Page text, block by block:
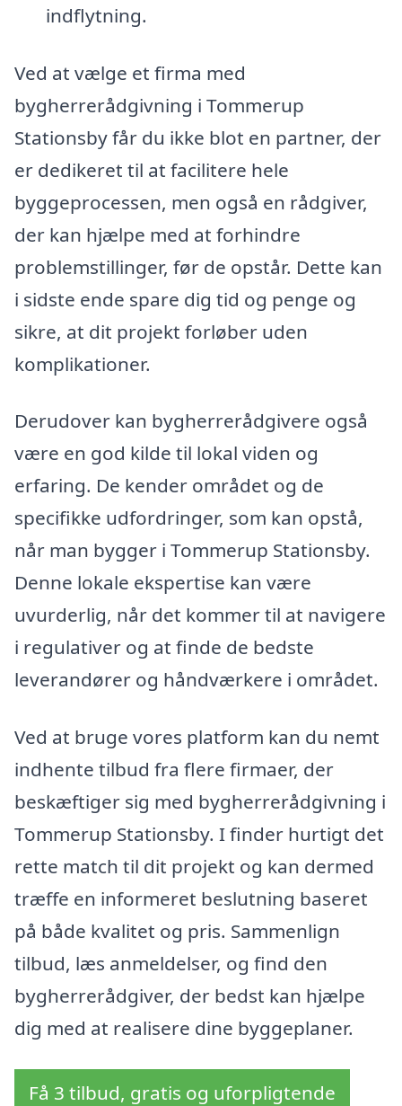
indflytning.
Ved at vælge et firma med
bygherrerådgivning i Tommerup
Stationsby får du ikke blot en partner, der
er dedikeret til at facilitere hele
byggeprocessen, men også en rådgiver,
der kan hjælpe med at forhindre
problemstillinger, før de opstår. Dette kan
i sidste ende spare dig tid og penge og
sikre, at dit projekt forløber uden
komplikationer.
Derudover kan bygherrerådgivere også
være en god kilde til lokal viden og
erfaring. De kender området og de
specifikke udfordringer, som kan opstå,
når man bygger i Tommerup Stationsby.
Denne lokale ekspertise kan være
uvurderlig, når det kommer til at navigere
i regulativer og at finde de bedste
leverandører og håndværkere i området.
Ved at bruge vores platform kan du nemt
indhente tilbud fra flere firmaer, der
beskæftiger sig med bygherrerådgivning i
Tommerup Stationsby. I finder hurtigt det
rette match til dit projekt og kan dermed
træffe en informeret beslutning baseret
på både kvalitet og pris. Sammenlign
tilbud, læs anmeldelser, og find den
bygherrerådgiver, der bedst kan hjælpe
dig med at realisere dine byggeplaner.
Få 3 tilbud, gratis og uforpligtende